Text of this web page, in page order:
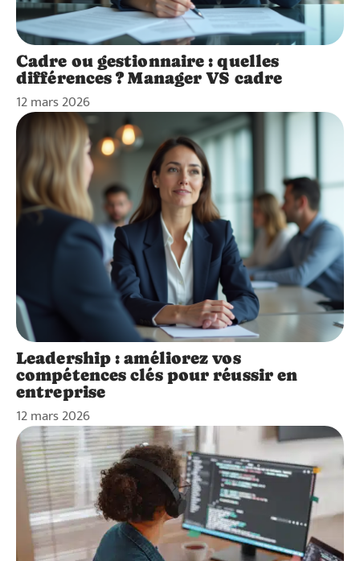
Cadre ou gestionnaire : quelles
différences ? Manager VS cadre
12 mars 2026
Leadership : améliorez vos
compétences clés pour réussir en
entreprise
12 mars 2026